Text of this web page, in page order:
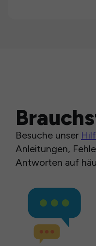
Besuche unser
Anleitungen,
Antworten auf